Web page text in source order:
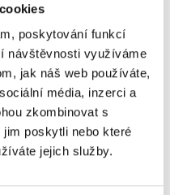
poskytování funkcí
návštěvnosti využíváme
jak náš web používáte,
média, inzerci a
zkombinovat s
poskytli nebo které
jejich služby.